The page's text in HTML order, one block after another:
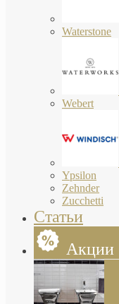
Waterstone
Webert
Ypsilon
Zehnder
Zucchetti
Статьи
Акции